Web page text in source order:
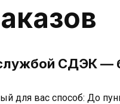
СДЭК —
для вас способ: До